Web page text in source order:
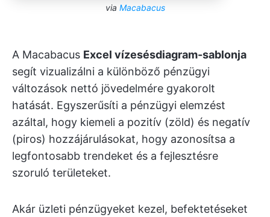
via Macabacus
A Macabacus Excel vízesésdiagram-sablonja
segít vizualizálni a különböző pénzügyi
változások nettó jövedelmére gyakorolt
hatását. Egyszerűsíti a pénzügyi elemzést
azáltal, hogy kiemeli a pozitív (zöld) és negatív
(piros) hozzájárulásokat, hogy azonosítsa a
legfontosabb trendeket és a fejlesztésre
szoruló területeket.
Akár üzleti pénzügyeket kezel, befektetéseket